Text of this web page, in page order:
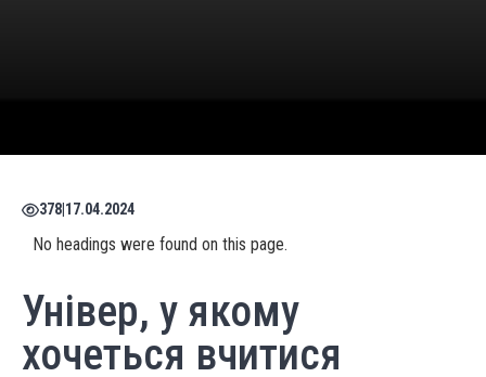
378 17.04.2024
No headings were found on this page.
Універ, у якому
хочеться вчитися